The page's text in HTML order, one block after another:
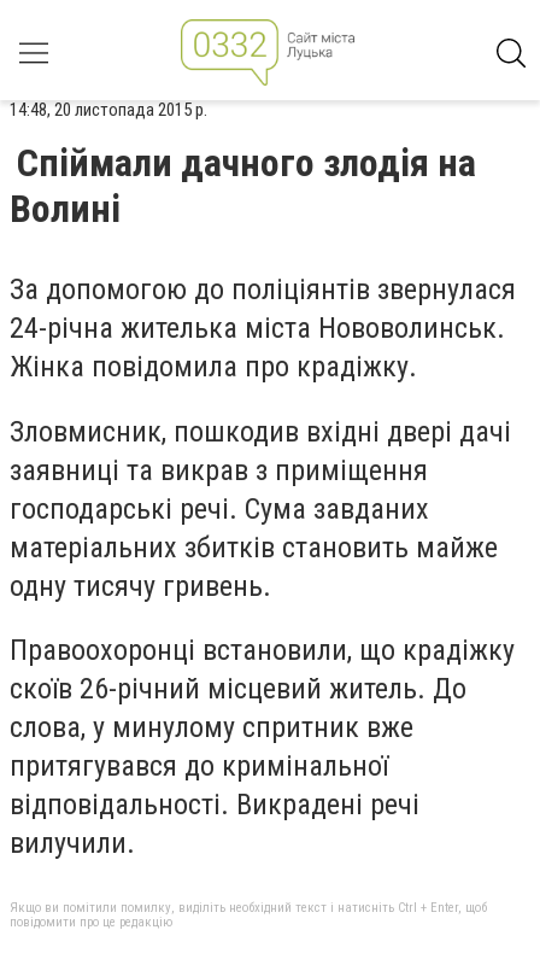
14:48, 20 листопада 2015 р.
Спіймали дачного злодія на
Волині
За допомогою до поліціянтів звернулася
24-річна жителька міста Нововолинськ.
Жінка повідомила про крадіжку.
Зловмисник, пошкодив вхідні двері дачі
заявниці та викрав з приміщення
господарські речі. Сума завданих
матеріальних збитків становить майже
одну тисячу гривень.
Правоохоронці встановили, що крадіжку
скоїв 26-річний місцевий житель. До
слова, у минулому спритник вже
притягувався до кримінальної
відповідальності. Викрадені речі
вилучили.
Якщо ви помітили помилку, виділіть необхідний текст і натисніть Ctrl + Enter, щоб
повідомити про це редакцію